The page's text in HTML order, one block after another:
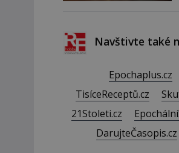
Navštivte také
Epochaplus.cz
TisíceReceptů.cz
21Stoleti.cz
DarujteČasopis.cz